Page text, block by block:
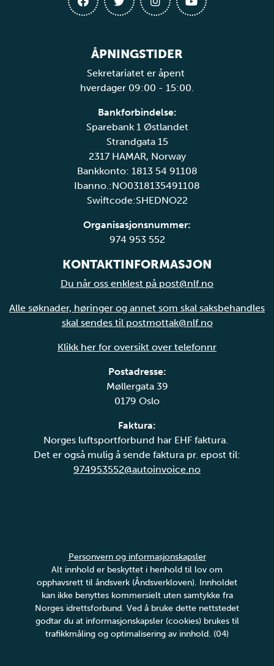
ÅPNINGSTIDER
Sekretariatet er åpent
hverdager 09:00 - 15:00.
Bankforbindelse:
Sparebank 1 Østlandet
Strandgata 15
2317 HAMAR, Norway
Bankkonto: 1813 54 91108
Ibanno.:NO0318135491108
Swiftcode:SHEDNO22
Organisasjonsnummer:
974 953 552
KONTAKTINFORMASJON
Du når oss enklest på post@nlf.no
Alle søknader, høringer og annet som skal saksbehandles
skal sendes til postmottak@nlf.no
Klikk her for oversikt over telefonnr
Postadresse:
Møllergata 39
0179 Oslo
Faktura:
Norges luftsportforbund har EHF faktura.
Det er også mulig å sende faktura pr. epost til:
974953552@autoinvoice.no
Personvern og informasjonskapsler
Alt innhold er beskyttet i henhold til lov om
opphavsrett til åndsverk (Åndsverkloven). Innholdet
kan ikke benyttes kommersielt uten samtykke fra
Norges idrettsforbund. Ved å bruke dette nettstedet
godtar du at informasjonskapsler (cookies) brukes til
trafikkmåling og optimalisering av innhold. (04)